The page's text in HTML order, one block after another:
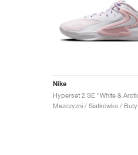
Nike
Mezczyzni / Siatkówka / Buty